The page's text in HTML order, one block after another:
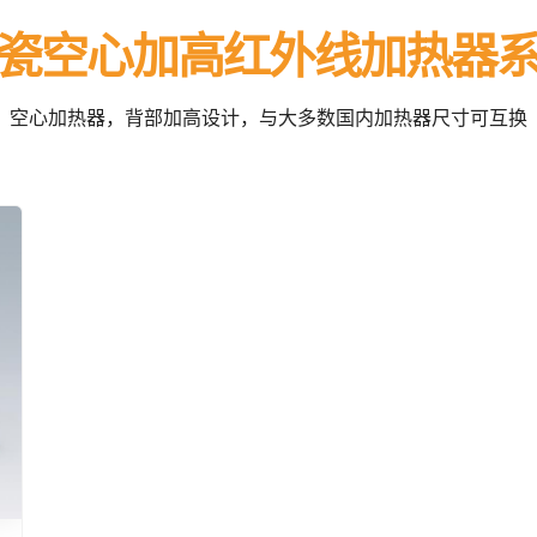
空心加高红外线加热器
空心加热器，背部加高设计，与大多数国内加热器尺寸可互换